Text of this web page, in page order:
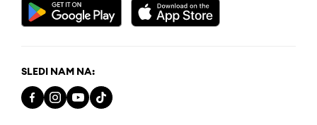
SLEDI NAM NA: